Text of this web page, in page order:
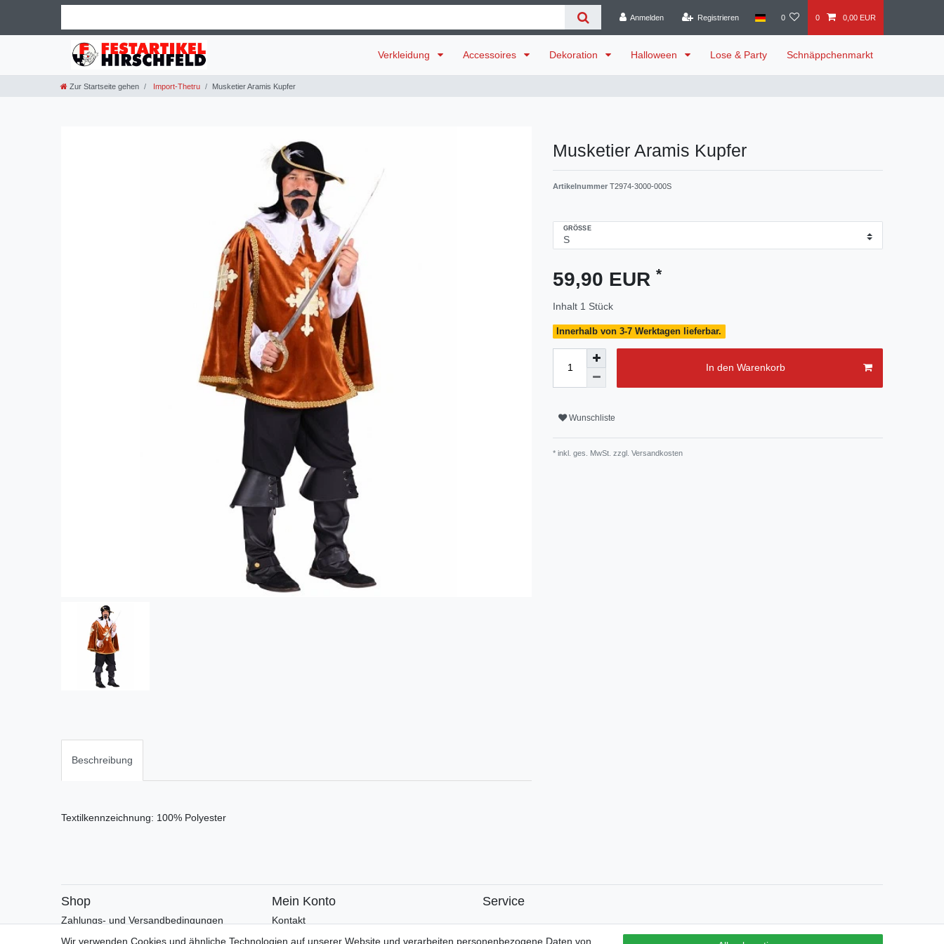
Anmelden Registrieren 0 0 0,00 EUR
Verkleidung Accessoires Dekoration Halloween Lose & Party Schnäppchenmarkt
Zur Startseite gehen Import-Thetru Musketier Aramis Kupfer
Musketier Aramis Kupfer
Artikelnummer T2974-3000-000S
GRÖSSE
59,90 EUR *
Inhalt 1 Stück
Innerhalb von 3-7 Werktagen lieferbar.
In den Warenkorb
Wunschliste
* inkl. ges. MwSt. zzgl. Versandkosten
Beschreibung
Textilkennzeichnung: 100% Polyester
Shop
Zahlungs- und Versandbedingungen
Warenkorb
Mein Konto
Kontakt
Facebook
Service
Wir verwenden Cookies und ähnliche Technologien auf unserer Website und verarbeiten personenbezogene Daten von